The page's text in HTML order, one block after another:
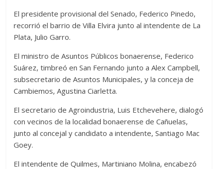
El presidente provisional del Senado, Federico Pinedo,
recorrió el barrio de Villa Elvira junto al intendente de La
Plata, Julio Garro.
El ministro de Asuntos Públicos bonaerense, Federico
Suárez, timbreó en San Fernando junto a Alex Campbell,
subsecretario de Asuntos Municipales, y la conceja de
Cambiemos, Agustina Ciarletta.
El secretario de Agroindustria, Luis Etchevehere, dialogó
con vecinos de la localidad bonaerense de Cañuelas,
junto al concejal y candidato a intendente, Santiago Mac
Goey.
El intendente de Quilmes, Martiniano Molina, encabezó